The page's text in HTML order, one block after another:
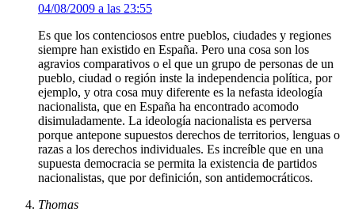
04/08/2009 a las 23:55
Es que los contenciosos entre pueblos, ciudades y regiones
siempre han existido en España. Pero una cosa son los
agravios comparativos o el que un grupo de personas de un
pueblo, ciudad o región inste la independencia política, por
ejemplo, y otra cosa muy diferente es la nefasta ideología
nacionalista, que en España ha encontrado acomodo
disimuladamente. La ideología nacionalista es perversa
porque antepone supuestos derechos de territorios, lenguas o
razas a los derechos individuales. Es increíble que en una
supuesta democracia se permita la existencia de partidos
nacionalistas, que por definición, son antidemocráticos.
Thomas